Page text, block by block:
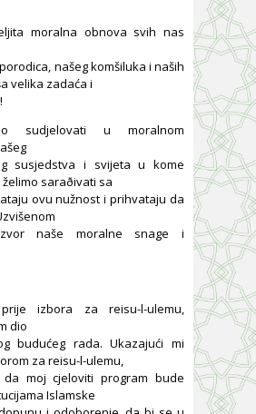
moralna obnova svih nas
našeg komšiluka i naših
velika zadaća i
sudjelovati u moralnom
susjedstva i svijeta u kome
želimo saraðivati sa
ovu nužnost i prihvataju da
naše moralne snage i
izbora za reisu-l-ulemu,
dio
budućeg rada. Ukazajući mi
za reisu-l-ulemu,
da moj cjeloviti program bude
Islamske